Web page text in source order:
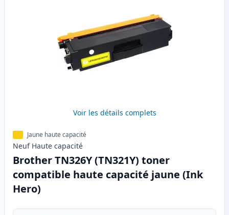
Voir les détails complets
Jaune haute capacité
Neuf Haute capacité
Brother TN326Y (TN321Y) toner
compatible haute capacité jaune (Ink
Hero)